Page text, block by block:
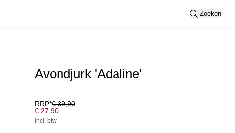
Zoeken
Avondjurk 'Adaline'
RRP*€ 39,90
€ 27,90
incl. btw